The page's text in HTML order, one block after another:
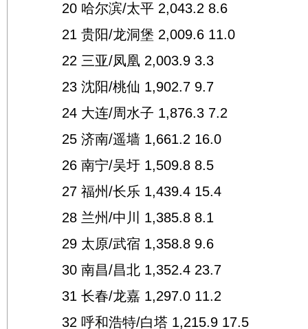
20 哈尔滨/太平 2,043.2 8.6
21 贵阳/龙洞堡 2,009.6 11.0
22 三亚/凤凰 2,003.9 3.3
23 沈阳/桃仙 1,902.7 9.7
24 大连/周水子 1,876.3 7.2
25 济南/遥墙 1,661.2 16.0
26 南宁/吴圩 1,509.8 8.5
27 福州/长乐 1,439.4 15.4
28 兰州/中川 1,385.8 8.1
29 太原/武宿 1,358.8 9.6
30 南昌/昌北 1,352.4 23.7
31 长春/龙嘉 1,297.0 11.2
32 呼和浩特/白塔 1,215.9 17.5